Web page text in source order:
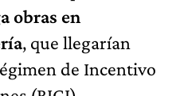
obras en
, que llegarían
de Incentivo